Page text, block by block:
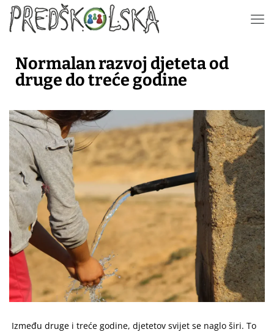
Normalan razvoj djeteta od
druge do treće godine
Između druge i treće godine, djetetov svijet se naglo širi. To